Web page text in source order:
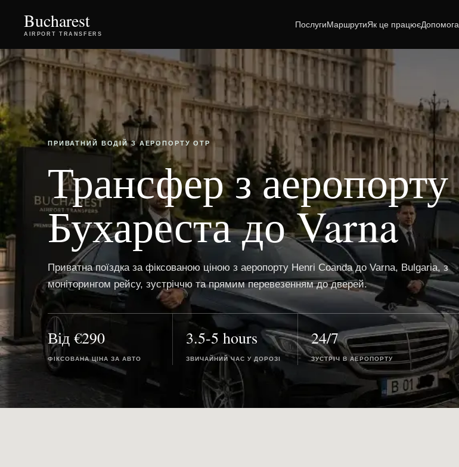
Bucharest
AIRPORT TRANSFERS
ПослугиМаршрутиЯк це працюєДопомога
ПРИВАТНИЙ ВОДІЙ З АЕРОПОРТУ OTP
Трансфер з аеропорту
Бухареста до Varna
Приватна поїздка за фіксованою ціною з аеропорту Henri Coanda до Varna, Bulgaria, з
моніторингом рейсу, зустріччю та прямим перевезенням до дверей.
Від €290
ФІКСОВАНА ЦІНА ЗА АВТО
3.5-5 hours
ЗВИЧАЙНИЙ ЧАС У ДОРОЗІ
24/7
ЗУСТРІЧ В АЕРОПОРТУ